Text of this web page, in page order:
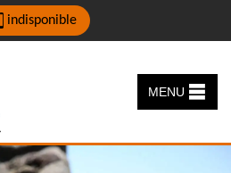
indisponible
MENU